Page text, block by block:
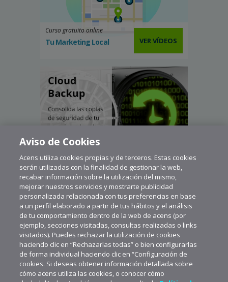
Curso gratuito online
Tu Marketing Local VER VÍDEOS
Aviso de Cookies
Acens utiliza cookies propias y de terceros. Estas cookies
serán utilizadas con la finalidad de gestionar la web,
recabar información sobre la utilización del mismo,
mejorar nuestros servicios y mostrarte publicidad
personalizada relacionada con tus preferencias en base
a un perfil elaborado a partir de tus hábitos y el análisis
de tu comportamiento dentro de la web de acens (por
ejemplo, secciones visitadas, consultas realizadas o links
visitados). Puedes rechazar la utilización de cookies
haciendo clic en “Rechazarlas todas” o bien configurarlas
de forma individual haciendo clic en “Configuración de
cookies. Si deseas obtener información detallada sobre
cómo acens utiliza las cookies, o conocer cómo